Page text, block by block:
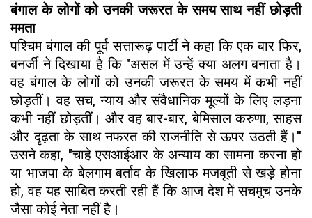
बंगाल के लोगों को उनकी जरूरत के समय साथ नहीं छोड़ती
ममता
पश्चिम बंगाल की पूर्व सत्तारूढ़ पार्टी ने कहा कि एक बार फिर,
बनर्जी ने दिखाया है कि "असल में उन्हें क्या अलग बनाता है।
वह बंगाल के लोगों को उनकी जरूरत के समय में कभी नहीं
छोड़तीं। वह सच, न्याय और संवैधानिक मूल्यों के लिए लड़ना
कभी नहीं छोड़तीं। और वह बार-बार, बेमिसाल करुणा, साहस
और दृढ़ता के साथ नफरत की राजनीति से ऊपर उठती हैं।''
उसने कहा, "चाहे एसआईआर के अन्याय का सामना करना हो
या भाजपा के बेलगाम बर्ताव के खिलाफ मजबूती से खड़े होना
हो, वह यह साबित करती रही हैं कि आज देश में सचमुच उनके
जैसा कोई नेता नहीं है।